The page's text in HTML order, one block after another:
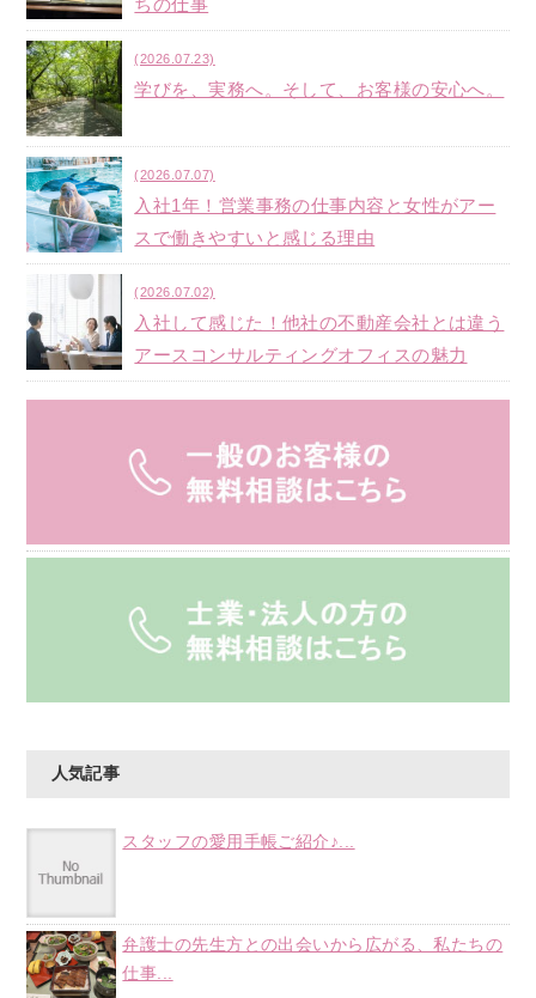
(2026.07.23)
学びを、実務へ。そして、お客様の安心へ。
(2026.07.07)
入社1年！営業事務の仕事内容と女性がアー
スで働きやすいと感じる理由
(2026.07.02)
入社して感じた！他社の不動産会社とは違う
アースコンサルティングオフィスの魅力
人気記事
スタッフの愛用手帳ご紹介♪...
弁護士の先生方との出会いから広がる、私たちの
仕事...